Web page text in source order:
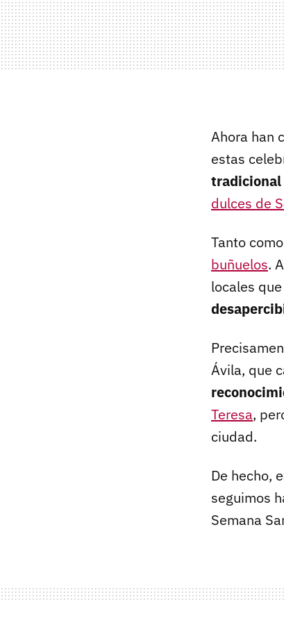
Ahora han
estas
tradicional
dulces de
Tanto
buñuelos.
locales
Ávila, que
Teresa,
ciudad.
De hecho,
seguimos
Semana